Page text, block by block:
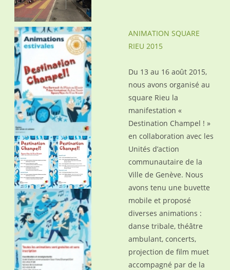
ANIMATION SQUARE
RIEU 2015
Du 13 au 16 août 2015,
nous avons organisé au
square Rieu la
manifestation «
Destination Champel ! »
en collaboration avec les
Unités d’action
communautaire de la
Ville de Genève. Nous
avons tenu une buvette
mobile et proposé
diverses animations :
danse tribale, théâtre
ambulant, concerts,
projection de film muet
accompagné par de la